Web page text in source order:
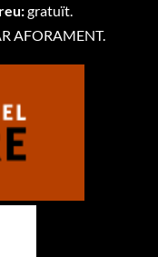
gratuït.
AFORAMENT.